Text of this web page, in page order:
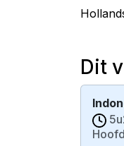
Dit